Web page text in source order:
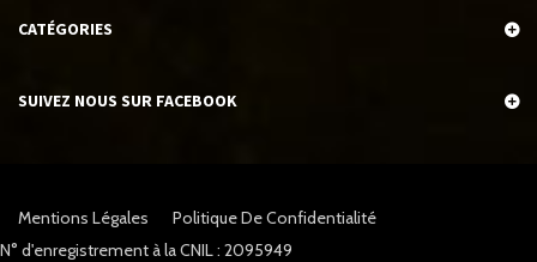
CATÉGORIES
SUIVEZ NOUS SUR FACEBOOK
Mentions Légales
Politique De Confidentialité
N° d'enregistrement à la CNIL : 2095949